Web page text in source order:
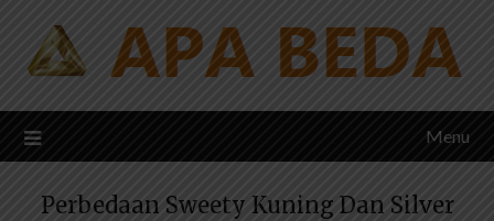
content
Menu
Perbedaan Sweety Kuning Dan Silver